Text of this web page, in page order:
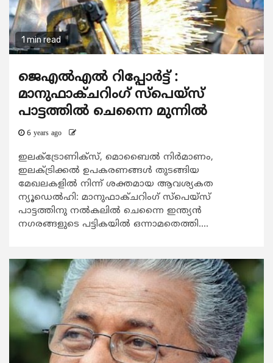
1 min read
ജെഎല്‍എല്‍ റിപ്പോര്‍ട്ട് :
മാനുഫാക്ചറിംഗ് സ്‌പെയ്‌സ്
പാട്ടത്തില്‍ ചെന്നൈ മുന്നില്‍
6 years ago
ഇലക്ട്രോണിക്സ്, മൊബൈല്‍ നിര്‍മാണം,
ഇലക്ട്രിക്കല്‍ ഉപകരണങ്ങള്‍ തുടങ്ങിയ
മേഖലകളില്‍ നിന്ന് ശക്തമായ ആവശ്യകത
ന്യൂഡെല്‍ഹി: മാനുഫാക്ചറിംഗ് സ്‌പെയ്‌സ്
പാട്ടത്തിനു നല്‍കലില്‍ ചെന്നൈ ഇന്ത്യന്‍
നഗരങ്ങളുടെ പട്ടികയില്‍ ഒന്നാമതെത്തി....